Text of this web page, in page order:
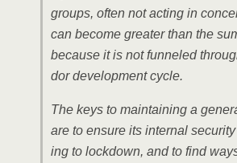
groups, often not acting in
can beco­me grea­ter than the
becau­se it is not fun­nel­ed
dor deve­lo­p­ment cycle.
The keys to main­tai­ning a
are to ensu­re its inter­nal
ing to lock­down, and to find